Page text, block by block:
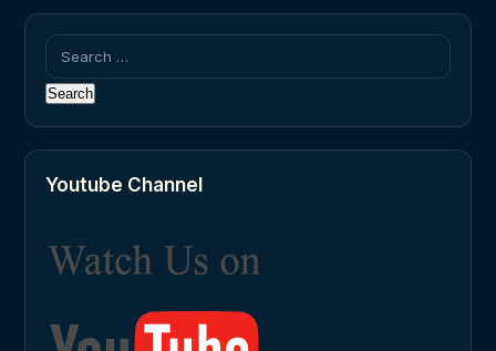
Search
for:
Youtube Channel